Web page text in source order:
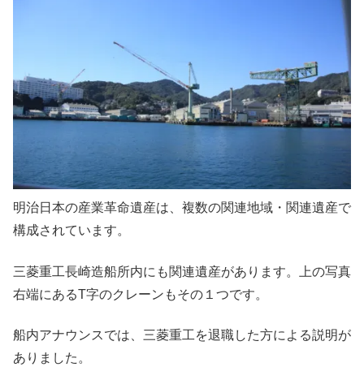
明治日本の産業革命遺産は、複数の関連地域・関連遺産で
構成されています。
三菱重工長崎造船所内にも関連遺産があります。上の写真
右端にあるT字のクレーンもその１つです。
船内アナウンスでは、三菱重工を退職した方による説明が
ありました。